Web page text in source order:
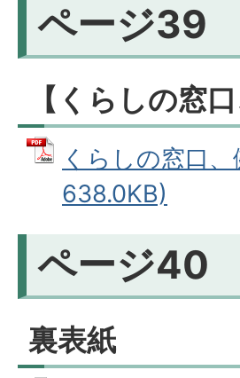
ページ39
【くらしの窓
くらしの窓口
638.0KB)
ページ40
裏表紙